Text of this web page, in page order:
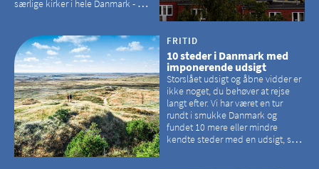
særlige kirker i hele Danmark - og
hvilke kirker, der er en omvej værd
FRITID
10 steder i Danmark med
imponerende udsigt
Storslået udsigt og åbne vidder er
ikke noget, du behøver at rejse
langt efter. Vi har været en tur
rundt i smukke Danmark og
fundet 10 mere eller mindre
kendte steder med en udsigt, som